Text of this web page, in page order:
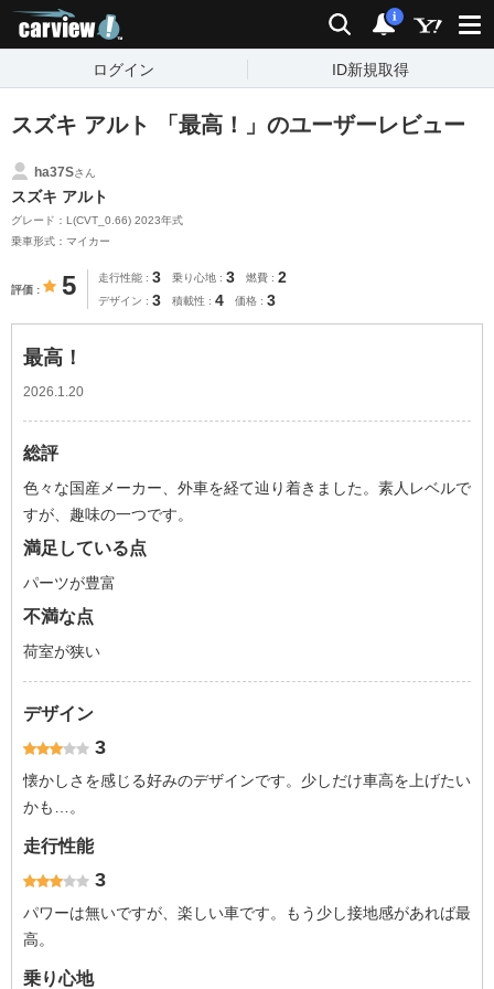
検索 通知
i
ログイン ID新規取得
スズキ アルト 「最高！」のユーザーレビュー
ha37Sさん
スズキ アルト
グレード：L(CVT_0.66) 2023年式
乗車形式：マイカー
評価 5 走行性能 3 乗り心地 3 燃費 2
デザイン 3 積載性 4 価格 3
最高！
2026.1.20
総評
色々な国産メーカー、外車を経て辿り着きました。素人レベルで
すが、趣味の一つです。
満足している点
パーツが豊富
不満な点
荷室が狭い
デザイン
3
懐かしさを感じる好みのデザインです。少しだけ車高を上げたい
かも…。
走行性能
3
パワーは無いですが、楽しい車です。もう少し接地感があれば最
高。
乗り心地